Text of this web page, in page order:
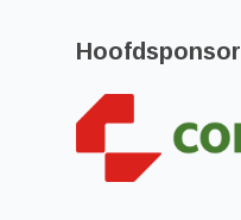
Hoofdsponsor